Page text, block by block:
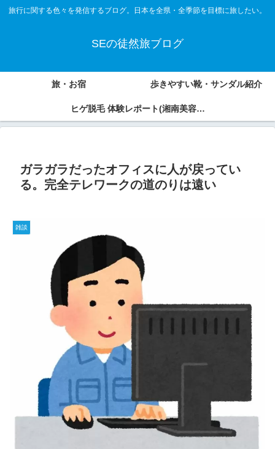
旅行に関する色々を発信するブログ。日本を全県・全季節を目標に旅したい。
SEの徒然旅ブログ
旅・お宿 歩きやすい靴・サンダル紹介
ヒゲ脱毛 体験レポート(湘南美容外
ガラガラだったオフィスに人が戻ってい
る。完全テレワークの道のりは遠い
雑談